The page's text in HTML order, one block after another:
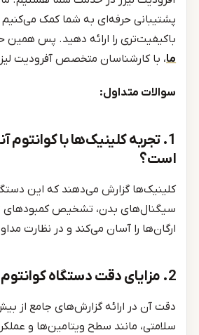
پشتیبانی حرفه‌ای به شما کمک
باکیفیت‌تری را ارائه دهید. پس همین
ما، با کارشناسان متخصص آفرودیت
سوالات متداول:
1. تجربه کلینیک‌ها با کوانتوم
است؟
کلینیک‌ها گزارش می‌دهند که این
سیگنال‌های بدن، تشخیص کمبودهای
ارگان‌ها را آسان می‌کند و در نظارت
2. مزایای دقت دستگاه کوانتوم آنالایزر چیست؟
سلامتی، مانند سطح ویتامین‌ها و